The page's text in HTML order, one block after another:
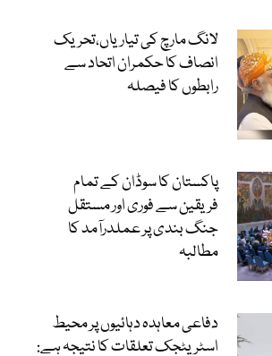
لانگ مارچ کی تیاریاں،تحریک
انصاف کا حکمران اتحاد سے
رابطوں کا فیصلہ
پاکستان کا سوڈان کے تمام
فریقین سے فوری اور مستقل
جنگ بندی پر عملدرآمد کا
مطالبہ
دفاعی معاہدہ دہائیوں پر محیط
اسٹریٹجک تعلقات کا نتیجہ ہے: